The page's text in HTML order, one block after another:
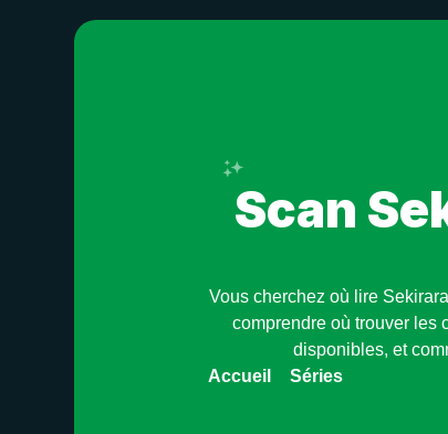
Enregistre en un seul clic
Scan
Vous cherchez où lire
comprendre où trouver les
disponibles, et
Accueil
»Séries